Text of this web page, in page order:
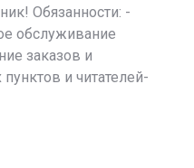
Обязанности: -
обслуживание
заказов и
и читателей-